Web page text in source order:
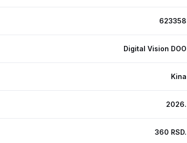
623358
Digital Vision DOO
Kina
2026.
360 RSD.